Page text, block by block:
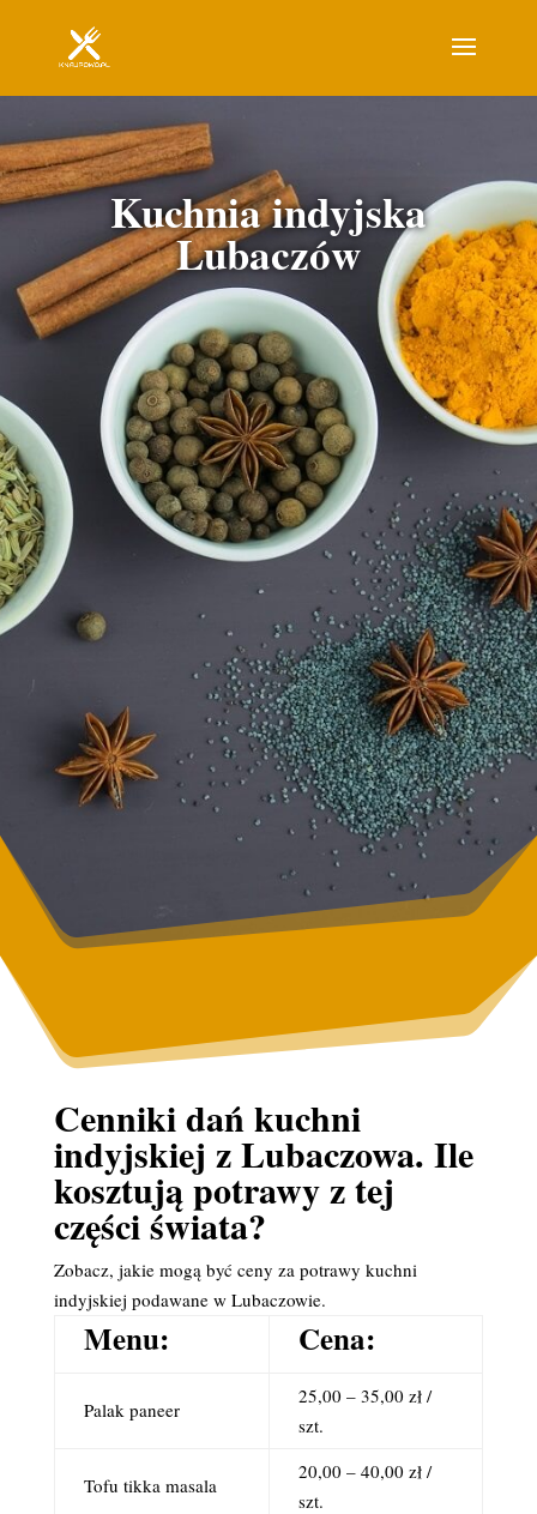
Kuchnia indyjska
Lubaczów
Cenniki dań kuchni
indyjskiej z Lubaczowa. Ile
kosztują potrawy z tej
części świata?
Zobacz, jakie mogą być ceny za potrawy kuchni
indyjskiej podawane w Lubaczowie.
Menu: Cena:
Palak paneer
25,00 – 35,00 zł /
szt.
Tofu tikka masala
20,00 – 40,00 zł /
szt.